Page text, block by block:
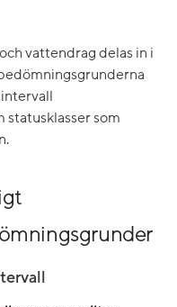
vattendrag delas in i
som